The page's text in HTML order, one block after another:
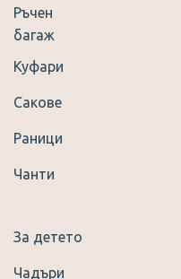
Ръчен
багаж
Куфари
Сакове
Раници
Чанти
За детето
Чадъри